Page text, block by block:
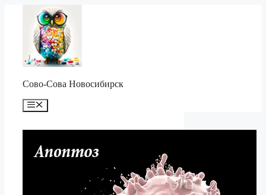
содержимому
Сово-Сова Новосибирск
Меню